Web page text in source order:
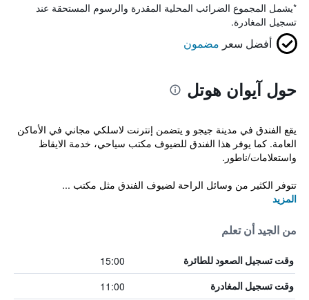
*يشمل المجموع الضرائب المحلية المقدرة والرسوم المستحقة عند
تسجيل المغادرة.
أفضل سعر مضمون
حول آيوان هوتل
يقع الفندق في مدينة جيجو و يتضمن إنترنت لاسلكي مجاني في الأماكن
العامة. كما يوفر هذا الفندق للضيوف مكتب سياحي، خدمة الايقاظ
واستعلامات/ناطور.
تتوفر الكثير من وسائل الراحة لضيوف الفندق مثل مكتب ...
المزيد
من الجيد أن تعلم
وقت تسجيل الصعود للطائرة 15:00
وقت تسجيل المغادرة 11:00